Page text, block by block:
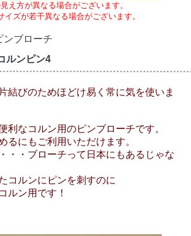
え方が異なる場合がございます。
ズが若干異なる場合がございます。
ンブローチ
ルンピン4
結びのためほどけ易く常に気を使いま
なコルン用のピンブローチです。
るにもご利用いただけます。
・・ブローチって日本にもあるじゃな
コルンにピンを刺すのに
ルン用です！